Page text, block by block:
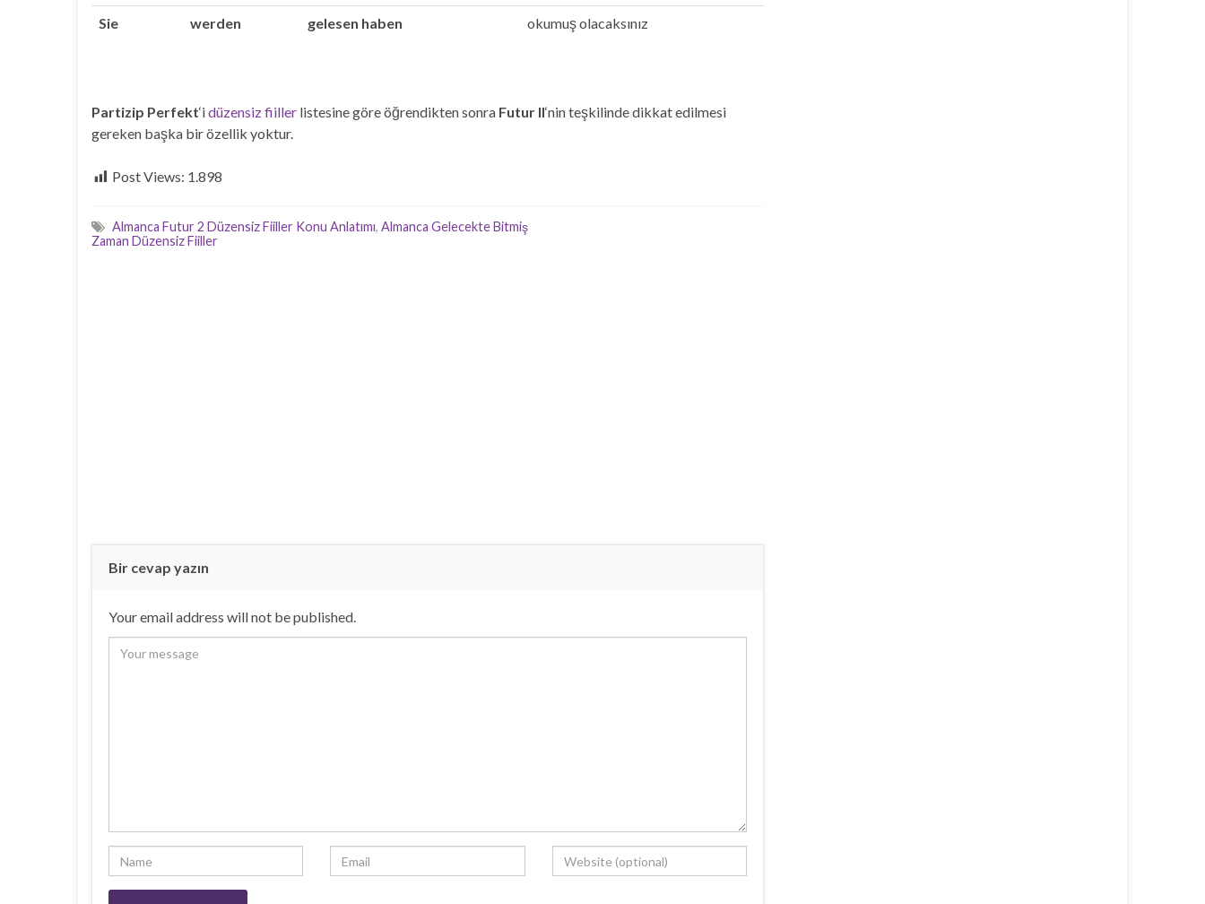
Sie werden gelesen haben okumuş olacaksınız
Partizip Perfekt‘idüzensiz fiiller listesine göre öğrendikten sonra Futur II‘nin teşkilinde dikkat edilmesi
gereken başka bir özellik yoktur.
Post Views: 1.898
Almanca Futur 2 Düzensiz Fiiller Konu Anlatımı, Almanca Gelecekte Bitmiş
Zaman Düzensiz Fiiller
Bir cevap yazın
Your email address will not be published.